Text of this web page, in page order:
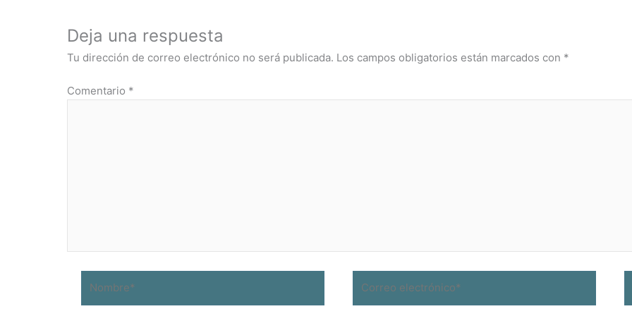
Deja una respuesta
Tu dirección de correo electrónico no será publicada. Los campos obligatorios están marcados con *
Comentario *
electrónico*